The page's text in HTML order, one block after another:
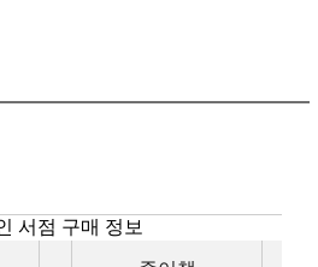
서점 구매 정보